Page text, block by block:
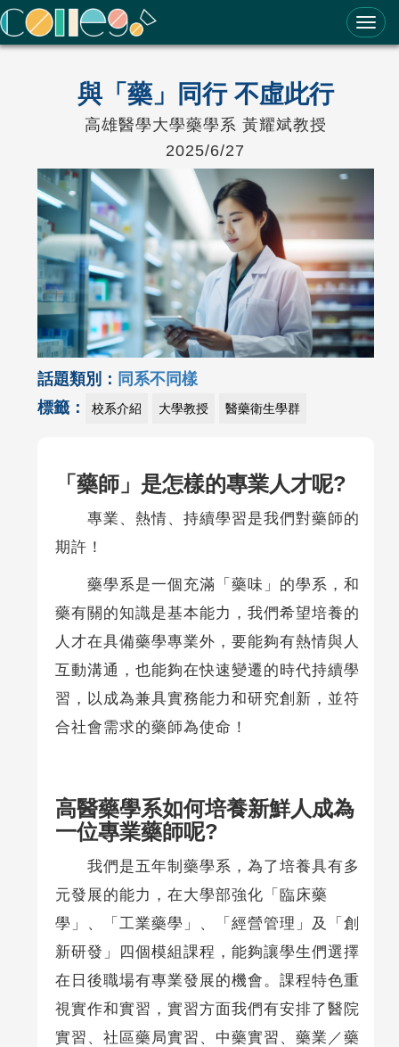
ColleGo! 大學選才與高中育才輔助系統
與「藥」同行 不虛此行
高雄醫學大學藥學系 黃耀斌教授
2025/6/27
話題類別： 同系不同樣
標籤：
校系介紹 大學教授 醫藥衛生學群
「藥師」是怎樣的專業人才呢?
專業、熱情、持續學習是我們對藥師的
期許！
藥學系是一個充滿「藥味」的學系，和
藥有關的知識是基本能力，我們希望培養的
人才在具備藥學專業外，要能夠有熱情與人
互動溝通，也能夠在快速變遷的時代持續學
習，以成為兼具實務能力和研究創新，並符
合社會需求的藥師為使命！
高醫藥學系如何培養新鮮人成為
一位專業藥師呢?
我們是五年制藥學系，為了培養具有多
元發展的能力，在大學部強化「臨床藥
學」、「工業藥學」、「經營管理」及「創
新研發」四個模組課程，能夠讓學生們選擇
在日後職場有專業發展的機會。課程特色重
視實作和實習，實習方面我們有安排了醫院
實習、社區藥局實習、中藥實習、藥業／藥